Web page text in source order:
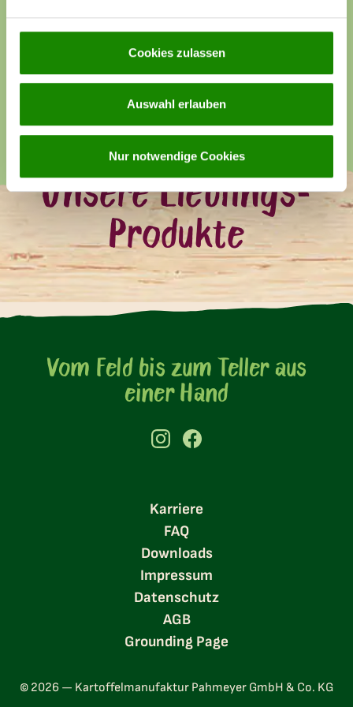
Cookies zulassen
Auswahl erlauben
Nur notwendige Cookies
Nährwerte
Unsere Lieblings-
Produkte
Vom Feld bis zum Teller aus
einer Hand
Karriere
FAQ
Downloads
Impressum
Datenschutz
AGB
Grounding Page
© 2026 — Kartoffelmanufaktur Pahmeyer GmbH & Co. KG